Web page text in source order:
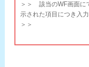
＞＞ 該当のWF画面に
示された項目につき入力
＞＞